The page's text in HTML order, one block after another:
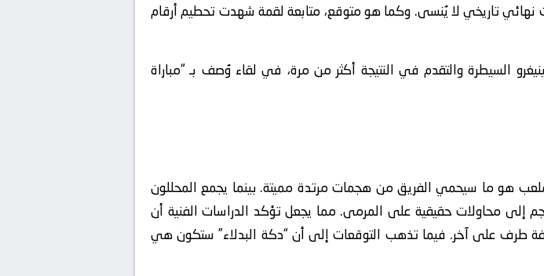
نهائي تاريخي لا يُنسى. وكما هو متوقع، متابعة لقمة شهدت تحطيم أرقام
السيطرة والتقدم في النتيجة أكثر من مرة، في لقاء وُصف بـ “مباراة
هو ما سيحمي الفريق من هجمات مرتدة مميتة. بينما يجمع المحللون
إلى محاولات حقيقية على المرمى. مما يجعل تؤكد الدراسات الفنية أن
كفة طرف على آخر. فيما تذهب التوقعات إلى أن “دكة البدلاء” ستكون هي